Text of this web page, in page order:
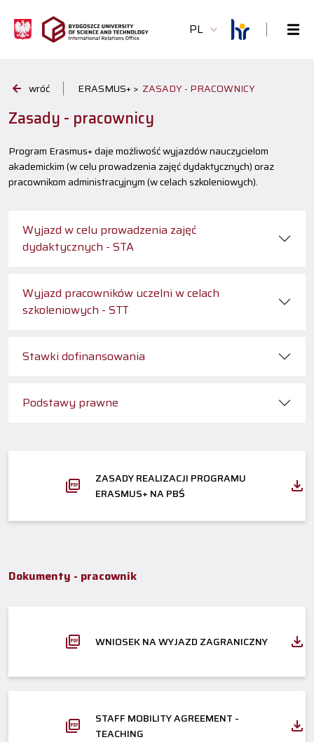
PL
wróć ERASMUS+ > ZASADY - PRACOWNICY
Zasady - pracownicy
Program Erasmus+ daje możliwość wyjazdów nauczycielom
akademickim (w celu prowadzenia zajęć dydaktycznych) oraz
pracownikom administracyjnym (w celach szkoleniowych).
Wyjazd w celu prowadzenia zajęć
dydaktycznych - STA
Wyjazd pracowników uczelni w celach
szkoleniowych - STT
Stawki dofinansowania
Podstawy prawne
ZASADY REALIZACJI PROGRAMU
ERASMUS+ NA PBŚ
Dokumenty - pracownik
WNIOSEK NA WYJAZD ZAGRANICZNY
STAFF MOBILITY AGREEMENT -
TEACHING